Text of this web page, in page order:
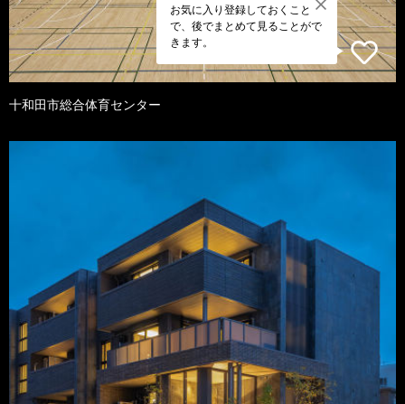
お気に入り登録しておくこと
で、後でまとめて見ることがで
きます。
十和田市総合体育センター